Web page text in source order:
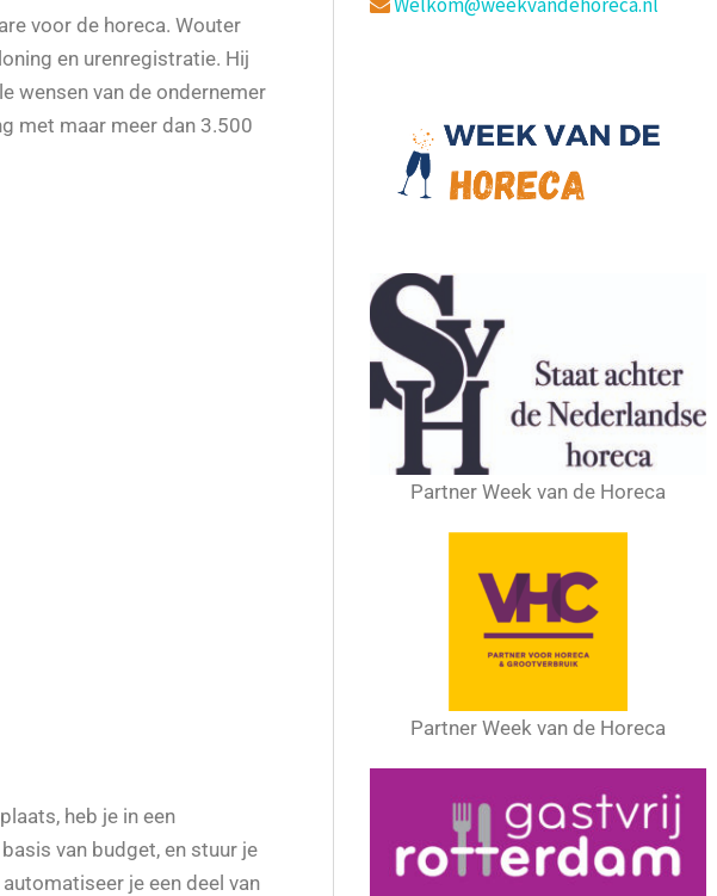
voor de horeca. Wouter
en urenregistratie. Hij
wensen van de ondernemer
met maar meer dan 3.500
heb je in een
van budget, en stuur je
je een deel van
Partner Week van de Horeca
Partner Week van de Horeca